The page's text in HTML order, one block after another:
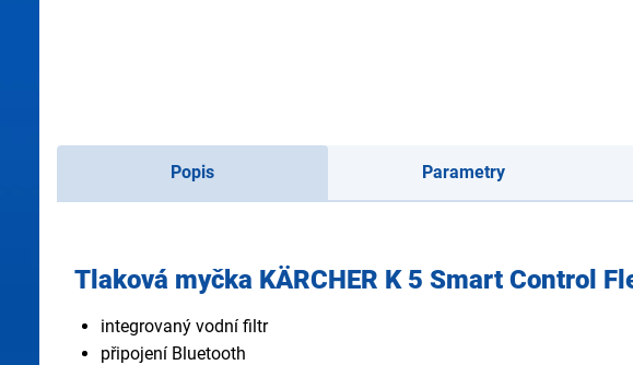
Popis Parametry
Tlaková myčka KÄRCHER K 5 Smart Control
integrovaný vodní filtr
připojení Bluetooth